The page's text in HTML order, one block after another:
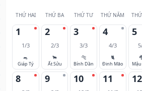
THỨ HAI THỨ BA THỨ TƯ THỨ NĂM
1
1/3
🐀
Giáp Tý
2
2/3
🐂
Ất Sửu
3
3/3
🐅
Bính Dần
4
4/3
🐈
Đinh Mão
5
8 9 10 11 12